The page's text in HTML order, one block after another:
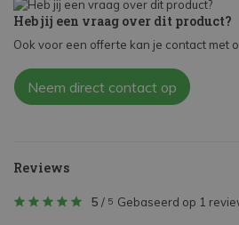
Heb jij een vraag over dit product?
Ook voor een offerte kan je contact met
Neem direct contact op
Reviews
5 / 5 Gebaseerd op 1